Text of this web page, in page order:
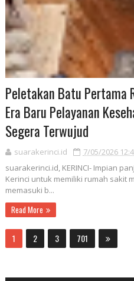
Peletakan Batu Pertama
Era Baru Pelayanan
Segera Terwujud
suarakerinci.id
7/05/2026
suarakerinci.id, KERINCI- Impian
Kerinci untuk memiliki rumah sakit
memasuki b...
Read More
1 2 3 701